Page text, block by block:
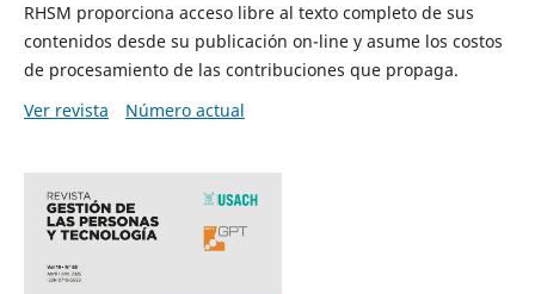
RHSM proporciona acceso libre al texto completo de sus
contenidos desde su publicación on-line y asume los costos
de procesamiento de las contribuciones que propaga.
Ver revista
Número actual